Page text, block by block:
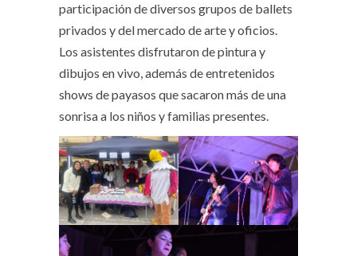
participación de diversos grupos de ballets
privados y del mercado de arte y oficios.
Los asistentes disfrutaron de pintura y
dibujos en vivo, además de entretenidos
shows de payasos que sacaron más de una
sonrisa a los niños y familias presentes.